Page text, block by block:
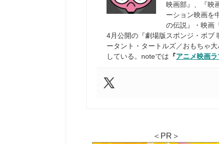
映画部』、『映
ーション映画を
の伝説』・映画
4月公開の『劇場版スポンジ・ボブ
ータント・タートルズ／おもちゃ
している。noteでは
『アニメ映画
＜PR＞